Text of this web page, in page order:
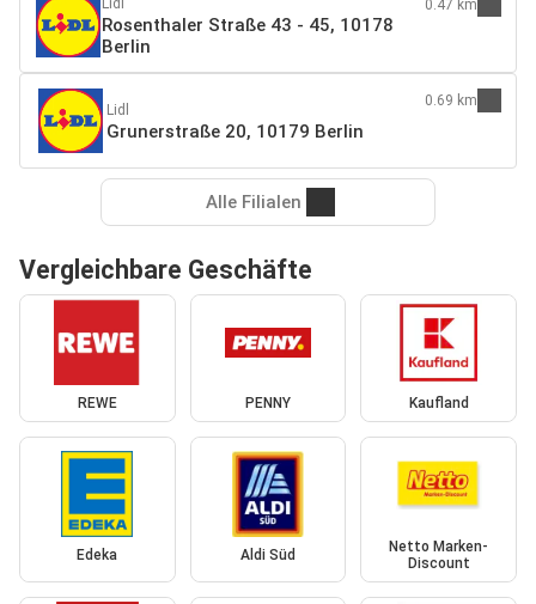
Rosenthaler Straße 43 - 45, 10178
Berlin
0.47 km
Lidl
Grunerstraße 20, 10179 Berlin
0.69 km
Alle Filialen
Vergleichbare Geschäfte
REWE PENNY Kaufland
Edeka Aldi Süd
Netto Marken-
Discount